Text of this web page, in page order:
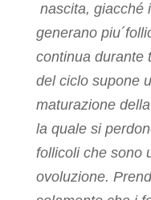
nascita, giacché
generano
continua durante
del ciclo supone
maturazione
la quale si
follicoli che sono
ovoluzione.